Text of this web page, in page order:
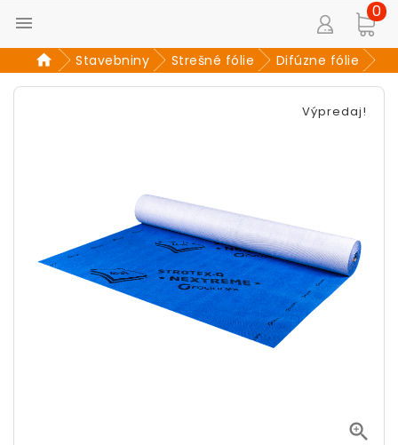

0
Stavebniny Strešné fólie Difúzne fólie
Výpredaj!
